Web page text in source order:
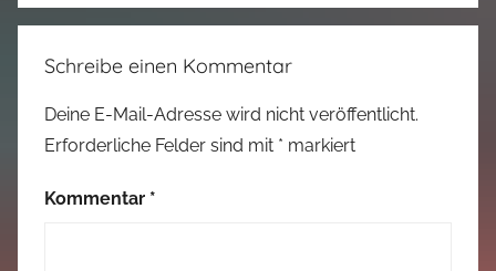
Schreibe einen Kommentar
Deine E-Mail-Adresse wird nicht veröffentlicht.
Erforderliche Felder sind mit * markiert
Kommentar *